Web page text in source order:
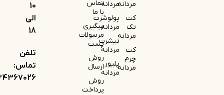
مردانه
کت
تک
مردانه
کت
چرم
مردانه
مردانه
پولوشرت
مردانه
تیشرت
مردانه
پلیور
مردانه
تماس
با ما
پیگیری
مرسولات
پست
روش
ارسال
روش
پرداخت
10
الی
18
تلفن
تماس: